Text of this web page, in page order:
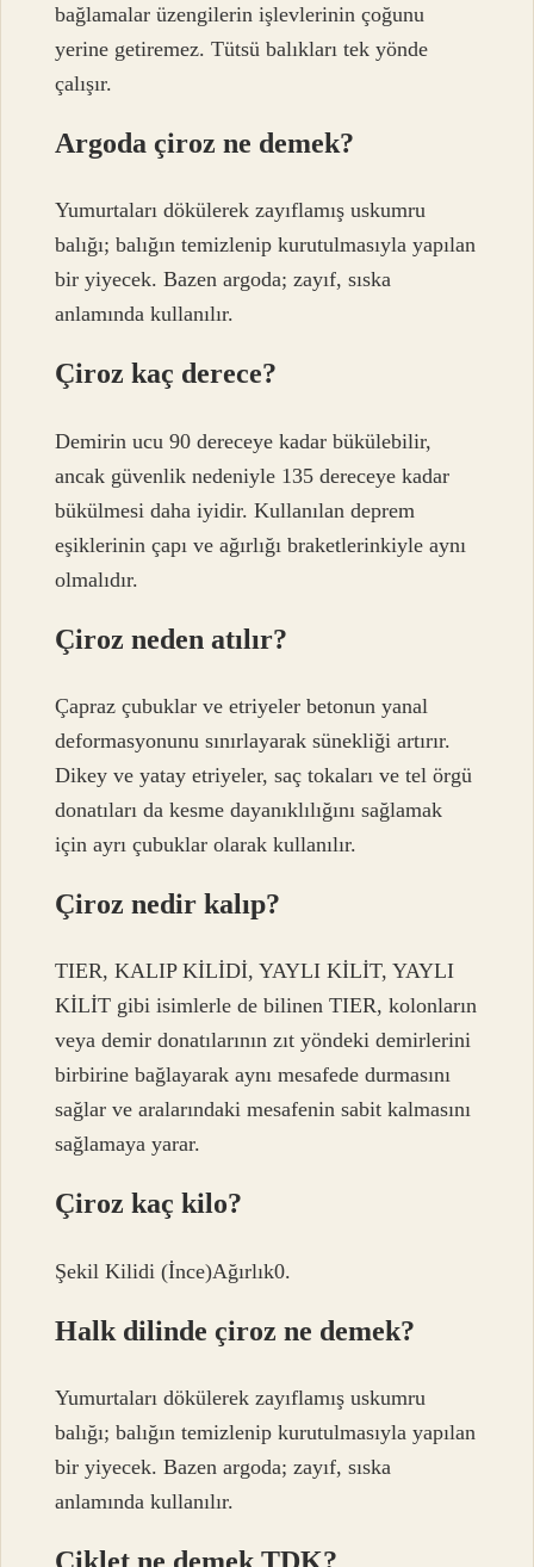
bağlamalar üzengilerin işlevlerinin çoğunu
yerine getiremez. Tütsü balıkları tek yönde
çalışır.
Argoda çiroz ne demek?
Yumurtaları dökülerek zayıflamış uskumru
balığı; balığın temizlenip kurutulmasıyla yapılan
bir yiyecek. Bazen argoda; zayıf, sıska
anlamında kullanılır.
Çiroz kaç derece?
Demirin ucu 90 dereceye kadar bükülebilir,
ancak güvenlik nedeniyle 135 dereceye kadar
bükülmesi daha iyidir. Kullanılan deprem
eşiklerinin çapı ve ağırlığı braketlerinkiyle aynı
olmalıdır.
Çiroz neden atılır?
Çapraz çubuklar ve etriyeler betonun yanal
deformasyonunu sınırlayarak sünekliği artırır.
Dikey ve yatay etriyeler, saç tokaları ve tel örgü
donatıları da kesme dayanıklılığını sağlamak
için ayrı çubuklar olarak kullanılır.
Çiroz nedir kalıp?
TIER, KALIP KİLİDİ, YAYLI KİLİT, YAYLI
KİLİT gibi isimlerle de bilinen TIER, kolonların
veya demir donatılarının zıt yöndeki demirlerini
birbirine bağlayarak aynı mesafede durmasını
sağlar ve aralarındaki mesafenin sabit kalmasını
sağlamaya yarar.
Çiroz kaç kilo?
Şekil Kilidi (İnce)Ağırlık0.
Halk dilinde çiroz ne demek?
Yumurtaları dökülerek zayıflamış uskumru
balığı; balığın temizlenip kurutulmasıyla yapılan
bir yiyecek. Bazen argoda; zayıf, sıska
anlamında kullanılır.